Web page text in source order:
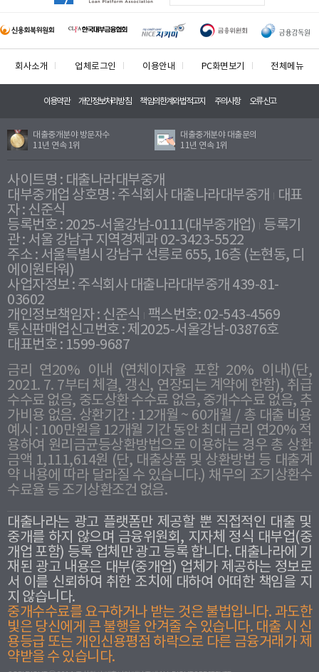
회사소개 업체로그인 이용안내 PC화면보기 전체메뉴
이용약관 개인정보처리방침 책임의한계와법적고지 주의사항 오류신고
대출중개분야 방문자수
11년 연속 1위
대출중개분야 대출문의
11년 연속 1위
사이트명 : 대출나라대부중개
대부중개업 상호명 : 주식회사 대출나라대부중개
대표
자 : 신준식
등록번호 : 2025-서울강남-0111(대부중개업) 등록기
관 : 서울 강남구 지역경제과 02-3423-5522
주소 : 서울특별시 강남구 선릉로 655, 16층 (논현동, 디
에이원타워)
사업자정보 : 주식회사 대출나라대부중개 439-81-
03602
개인정보책임자 : 신준식
팩스번호: 02-543-4569
통신판매업신고번호 : 제2025-서울강남-03876호
대표번호 : 1599-9687
금리 연20% 이내 (연체이자율 포함 20% 이내)(단,
2021. 7. 7부터 체결, 갱신, 연장되는 계약에 한함), 취급
수수료 없음, 중도상환 수수료 없음, 중개수수료 없음, 추
가비용 없음. 상환기간 : 12개월 ~ 60개월 / 총 대출 비용
예시 : 100만원을 12개월 기간 동안 최대 금리 연20% 적
용하여 원리금균등상환방법으로 이용하는 경우 총 상환
금액 1,111,614원 (단, 대출상품 및 상환방법 등 대출계
약 내용에 따라 달라질 수 있습니다.) 채무의 조기상환수
수료율 등 조기상환조건 없음.
대출나라는 광고 플랫폼만 제공할 뿐 직접적인 대출 및
중개를 하지 않으며 금융위원회, 지자체 정식 대부업(중
개업 포함) 등록 업체만 광고 등록 합니다. 대출나라에 기
재된 광고 내용은 대부(중개업) 업체가 제공하는 정보로
서 이를 신뢰하여 취한 조치에 대하여 어떠한 책임을 지
지 않습니다.
중개수수료를 요구하거나 받는 것은 불법입니다. 과도한
빛은 당신에게 큰 불행을 안겨줄 수 있습니다. 대출 시 신
용등급 또는 개인신용평점 하락으로 다른 금융거래가 제
약받을 수 있습니다.